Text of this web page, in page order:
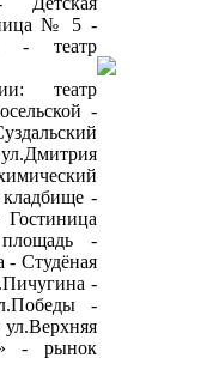
№ 5 -
- театр
театр
-
кладбище -
-
- Студёная
-
-
- рынок